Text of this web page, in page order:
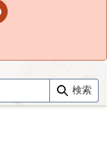
検索